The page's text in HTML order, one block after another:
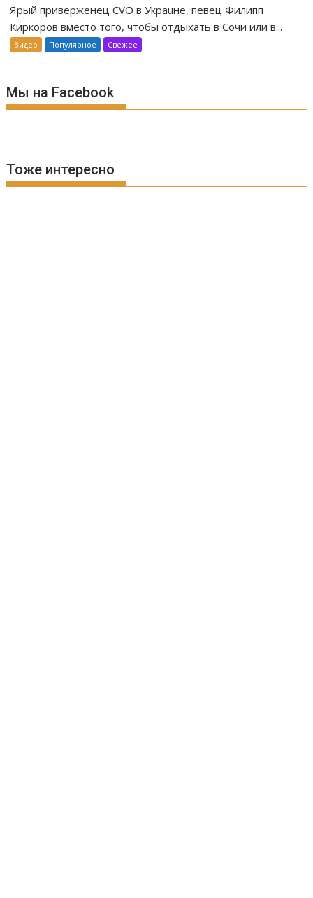
Ярый приверженец CVO в Украuне, певец Филипп
Киркоров вместо того, чтобы отдыхать в Сочи или в...
Видео Популярное Свежее
Мы на Facebook
Тоже интересно